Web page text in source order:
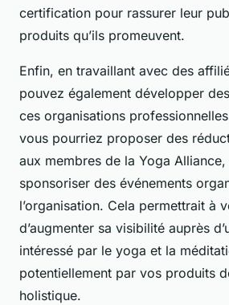
certification pour rassurer leur
produits qu’ils promeuvent.
Enfin, en travaillant avec des
pouvez également développer
ces organisations
vous pourriez proposer des
aux membres de la Yoga
sponsoriser des événements
l’organisation. Cela permettrait à
d’augmenter sa visibilité auprès
intéressé par le yoga et la
potentiellement par vos produits
holistique.